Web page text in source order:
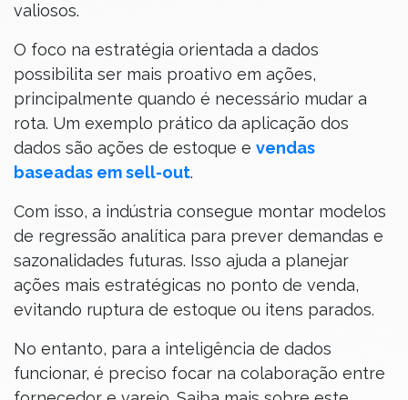
valiosos.
O foco na estratégia orientada a dados
possibilita ser mais proativo em ações,
principalmente quando é necessário mudar a
rota. Um exemplo prático da aplicação dos
dados são ações de estoque e vendas
baseadas em sell-out.
Com isso, a indústria consegue montar modelos
de regressão analítica para prever demandas e
sazonalidades futuras. Isso ajuda a planejar
ações mais estratégicas no ponto de venda,
evitando ruptura de estoque ou itens parados.
No entanto, para a inteligência de dados
funcionar, é preciso focar na colaboração entre